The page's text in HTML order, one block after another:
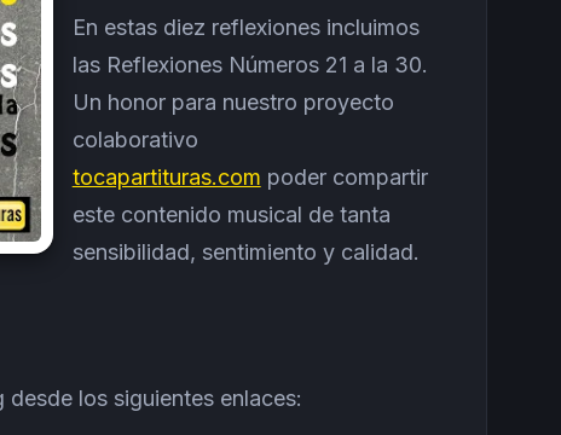
En estas diez reflexiones incluimos
las Reflexiones Números 21 a la 30.
Un honor para nuestro proyecto
colaborativo
tocapartituras.com poder compartir
este contenido musical de tanta
sensibilidad, sentimiento y calidad.
los siguientes enlaces: